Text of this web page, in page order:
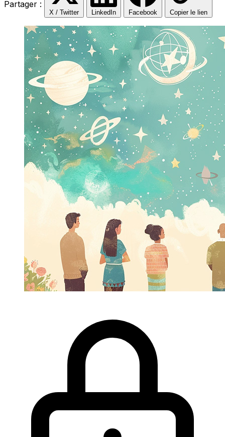
Partager :
X / Twitter LinkedIn Facebook Copier le lien